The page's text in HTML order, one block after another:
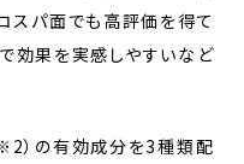
スパ面でも高評価を得て
で効果を実感しやすいなど
）の有効成分を3種類配